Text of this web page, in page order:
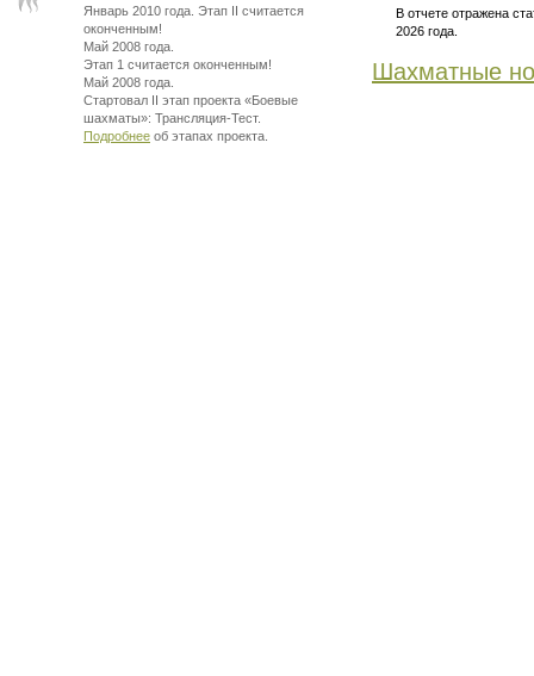
Январь 2010 года. Этап II считается
оконченным!
Май 2008 года.
Этап 1 считается оконченным!
Май 2008 года.
Стартовал II этап проекта «Боевые
шахматы»: Трансляция-Тест.
Подробнее об этапах проекта.
В отчете отражена
2026 года.
Шахматные